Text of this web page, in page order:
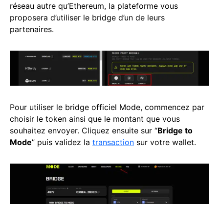
réseau autre qu’Ethereum, la plateforme vous
proposera d’utiliser le bridge d’un de leurs
partenaires.
Pour utiliser le bridge officiel Mode, commencez par
choisir le token ainsi que le montant que vous
souhaitez envoyer. Cliquez ensuite sur “Bridge to
Mode” puis validez la transaction sur votre wallet.